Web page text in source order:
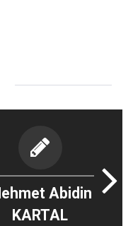
Abidin
KARTAL